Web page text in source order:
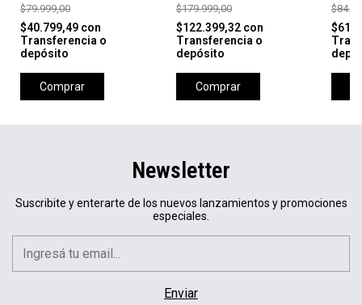
$79.999,00
$40.799,49 con
Transferencia o
depósito
Comprar
$179.999,00
$122.399,32 con
Transferencia o
depósito
Comprar
Newsletter
Suscribite y enterarte de los nuevos lanzamientos y promociones
especiales.